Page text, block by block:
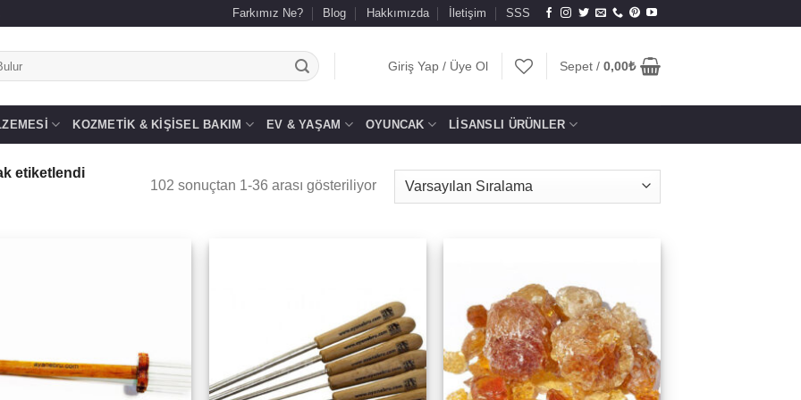
Farkımız Ne? Blog Hakkımızda İletişim SSS
Giriş Yap / Üye Ol Sepet / 0,00₺
KOZMETIK & KIŞISEL BAKIM EV & YAŞAM OYUNCAK LISANSLI ÜRÜNLER
etiketlendi
102 sonuçtan 1-36 arası gösteriliyor
wishlist
wishlist